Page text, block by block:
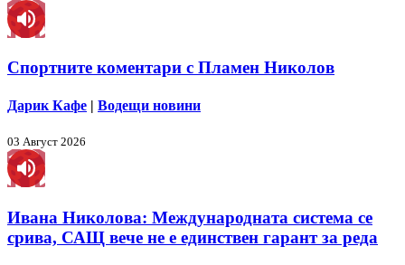
Спортните коментари с Пламен Николов
Дарик Кафе | Водещи новини
03 Август 2026
Ивана Николова: Международната система се
срива, САЩ вече не е единствен гарант за реда